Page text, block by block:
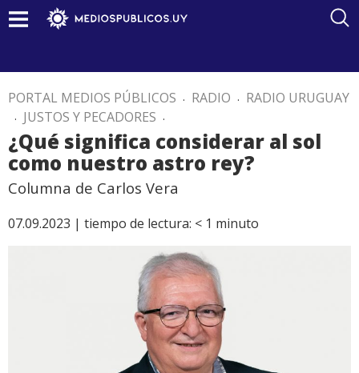
PORTAL MEDIOS PÚBLICOS . RADIO . RADIO URUGUAY
. JUSTOS Y PECADORES .
¿Qué significa considerar al sol
como nuestro astro rey?
Columna de Carlos Vera
07.09.2023 | tiempo de lectura: < 1 minuto